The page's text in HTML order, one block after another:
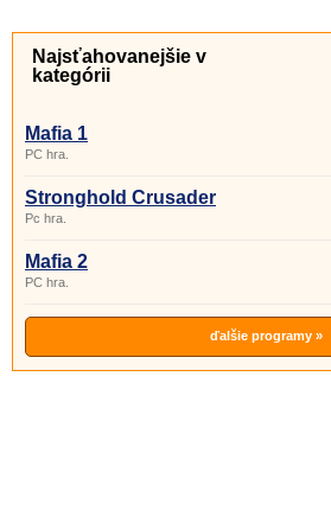
Najsťahovanejšie v
kategórii
Mafia 1
PC hra.
Stronghold Crusader
Pc hra.
Mafia 2
PC hra.
ďalšie programy »